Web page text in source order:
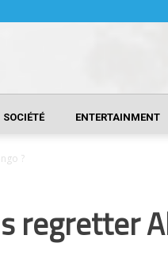
SOCIÉTÉ ENTERTAINMENT
?
regretter